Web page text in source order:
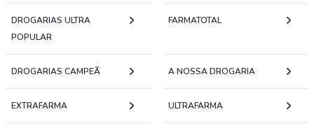
DROGARIAS ULTRA
POPULAR
FARMATOTAL
DROGARIAS CAMPEÃ A NOSSA DROGARIA
EXTRAFARMA ULTRAFARMA